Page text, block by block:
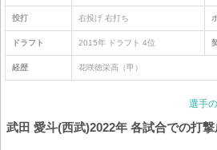
投打 右投げ 右打ち
ドラフト 2015年 ドラフト 4位
経歴 花咲徳栄高（甲）
選手
武田 愛斗(西武)2022年 各試合での打